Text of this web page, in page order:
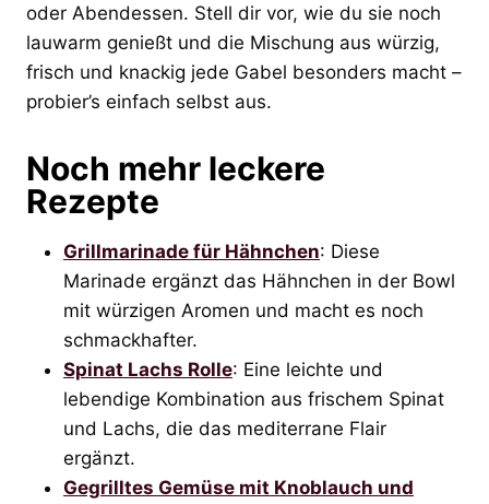
oder Abendessen. Stell dir vor, wie du sie noch
lauwarm genießt und die Mischung aus würzig,
frisch und knackig jede Gabel besonders macht –
probier’s einfach selbst aus.
Noch mehr leckere
Rezepte
Grillmarinade für Hähnchen: Diese
Marinade ergänzt das Hähnchen in der Bowl
mit würzigen Aromen und macht es noch
schmackhafter.
Spinat Lachs Rolle: Eine leichte und
lebendige Kombination aus frischem Spinat
und Lachs, die das mediterrane Flair
ergänzt.
Gegrilltes Gemüse mit Knoblauch und